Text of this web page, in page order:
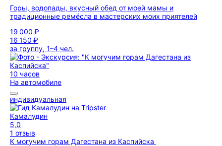
Горы, водопады, вкусный обед от моей мамы и
традиционные ремёсла в мастерских моих приятелей
19 000 ₽
16 150 ₽
за группу, 1–4 чел.
10 часов
На автомобиле
индивидуальная
Камалудин
5,0
1 отзыв
К могучим горам Дагестана из Каспийска